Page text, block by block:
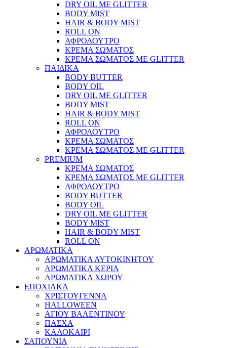
DRY OIL ΜΕ GLITTER
BODY MIST
HAIR & BODY MIST
ROLL ON
ΑΦΡΟΛΟΥΤΡΟ
ΚΡΕΜΑ ΣΩΜΑΤΟΣ
ΚΡΕΜΑ ΣΩΜΑΤΟΣ ΜΕ GLITTER
ΠΑΙΔΙΚΑ
BODY BUTTER
BODY OIL
DRY OIL ΜΕ GLITTER
BODY MIST
HAIR & BODY MIST
ROLL ON
ΑΦΡΟΛΟΥΤΡΟ
ΚΡΕΜΑ ΣΩΜΑΤΟΣ
ΚΡΕΜΑ ΣΩΜΑΤΟΣ ΜΕ GLITTER
PREMIUM
ΚΡΕΜΑ ΣΩΜΑΤΟΣ
ΚΡΕΜΑ ΣΩΜΑΤΟΣ ΜΕ GLITTER
ΑΦΡΟΛΟΥΤΡΟ
BODY BUTTER
BODY OIL
DRY OIL ΜΕ GLITTER
BODY MIST
HAIR & BODY MIST
ROLL ON
ΑΡΩΜΑΤΙΚΑ
ΑΡΩΜΑΤΙΚΑ ΑΥΤΟΚΙΝΗΤΟΥ
ΑΡΩΜΑΤΙΚΑ ΚΕΡΙΑ
ΑΡΩΜΑΤΙΚΑ ΧΩΡΟΥ
ΕΠΟΧΙΑΚΑ
ΧΡΙΣΤΟΥΓΕΝΝΑ
HALLOWEEN
ΑΓΙΟΥ ΒΑΛΕΝΤΙΝΟΥ
ΠΑΣΧΑ
ΚΑΛΟΚΑΙΡΙ
ΣΑΠΟΥΝΙΑ